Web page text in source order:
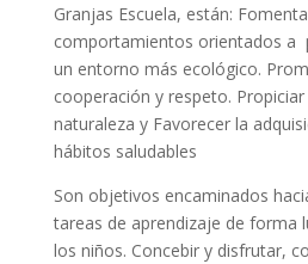
Granjas Escuela, están:
comportamientos orientados a
un entorno más ecológico.
cooperación y respeto.
naturaleza y Favorecer la
hábitos saludables
Son objetivos encaminados
tareas de aprendizaje de forma
los niños. Concebir y disfrutar,